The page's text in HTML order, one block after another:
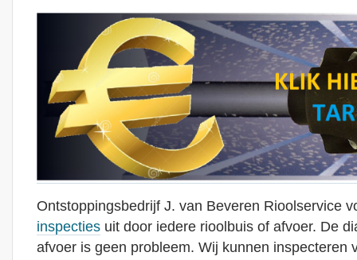
Ontstoppingsbedrijf J. van Beveren Rioolservice
inspecties uit door iedere rioolbuis of afvoer. De
afvoer is geen probleem. Wij kunnen inspecteren